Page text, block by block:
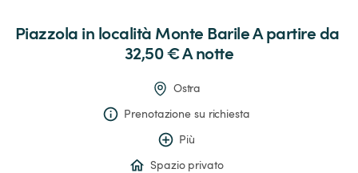
Piazzola in località Monte Barile A partire da
32,50 € A notte
Ostra
Prenotazione su richiesta
Più
Spazio privato